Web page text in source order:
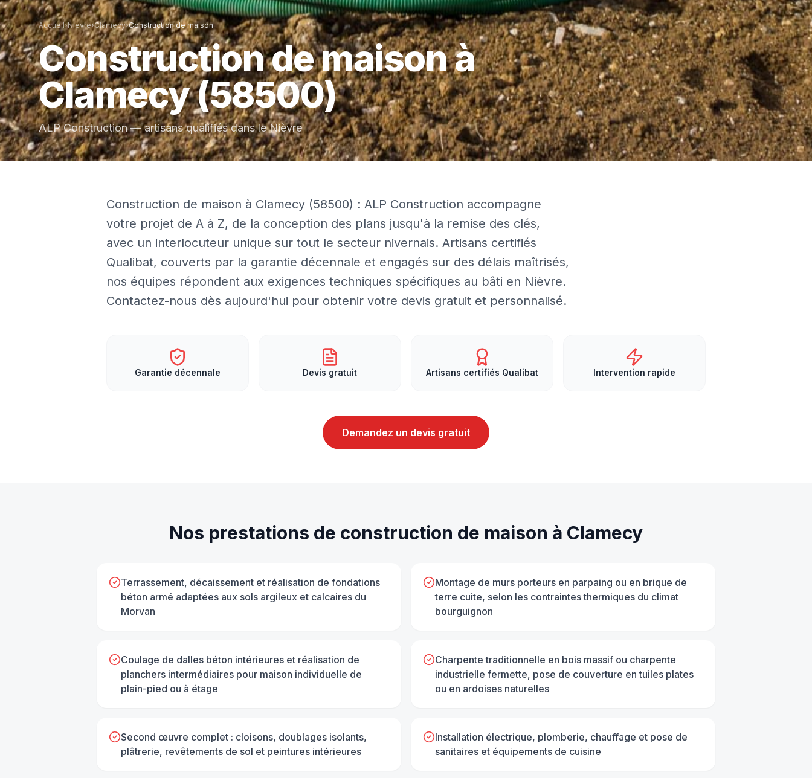
Accueil›Nièvre›Clamecy›Construction de maison
Construction de maisonà
Clamecy(58500)
ALP Construction — artisans qualifiés dans leNièvre
Construction de maison à Clamecy (58500) : ALP Construction accompagne
votre projet de A à Z, de la conception des plans jusqu'à la remise des clés,
avec un interlocuteur unique sur tout le secteur nivernais. Artisans certifiés
Qualibat, couverts par la garantie décennale et engagés sur des délais maîtrisés,
nos équipes répondent aux exigences techniques spécifiques au bâti en Nièvre.
Contactez-nous dès aujourd'hui pour obtenir votre devis gratuit et personnalisé.
Garantie décennale Devis gratuit Artisans certifiés Qualibat Intervention rapide
Demandez un devis gratuit
Nos prestations de construction de maison à Clamecy
Terrassement, décaissement et réalisation de fondations
béton armé adaptées aux sols argileux et calcaires du
Morvan
Montage de murs porteurs en parpaing ou en brique de
terre cuite, selon les contraintes thermiques du climat
bourguignon
Coulage de dalles béton intérieures et réalisation de
planchers intermédiaires pour maison individuelle de
plain-pied ou à étage
Charpente traditionnelle en bois massif ou charpente
industrielle fermette, pose de couverture en tuiles plates
ou en ardoises naturelles
Second œuvre complet : cloisons, doublages isolants,
plâtrerie, revêtements de sol et peintures intérieures
Installation électrique, plomberie, chauffage et pose de
sanitaires et équipements de cuisine